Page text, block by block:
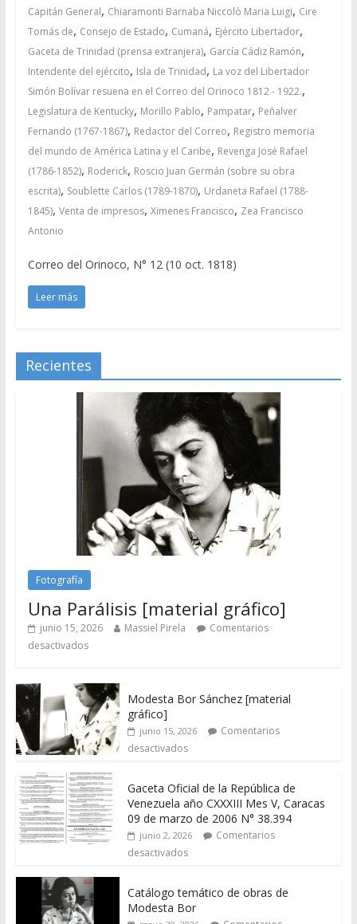
Capitán General, Chiaramonti Barnaba Niccolò Maria Luigi, Cire
Tomás de, Consejo de Estado, Cumaná, Ejército Libertador,
Gaceta de Trinidad (prensa extranjera), García Cádiz Ramón,
Intendente del ejército, Isla de Trinidad, La voz del Libertador
Simón Bolívar resuena en el Correo del Orinoco 1812 - 1922.,
Legislatura de Kentucky, Morillo Pablo, Pampatar, Peñalver
Fernando (1767-1867), Redactor del Correo, Registro memoria
del mundo de América Latina y el Caribe, Revenga José Rafael
(1786-1852), Roderick, Roscio Juan Germán (sobre su obra
escrita), Soublette Carlos (1789-1870), Urdaneta Rafael (1788-
1845), Venta de impresos, Ximenes Francisco, Zea Francisco
Antonio
Correo del Orinoco, N° 12 (10 oct. 1818)
Leer más
Recientes
Fotografía
Una Parálisis [material gráfico]
junio 15, 2026 Massiel Pirela
Comentarios
desactivados
Modesta Bor Sánchez [material
gráfico]
junio 15, 2026
Comentarios
desactivados
Gaceta Oficial de la República de
Venezuela año CXXXIII Mes V, Caracas
09 de marzo de 2006 N° 38.394
junio 2, 2026
Comentarios
desactivados
Catálogo temático de obras de
Modesta Bor